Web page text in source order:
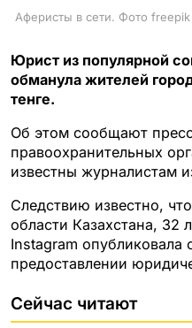
Аферисты в сети. Фото freepik
Юрист из популярной
обманула жителей
тенге.
Об этом сообщают
правоохранительных
известны журналистам
Следствию известно,
области Казахстана, 32
Instagram опубликовала
предоставлении
Сейчас читают